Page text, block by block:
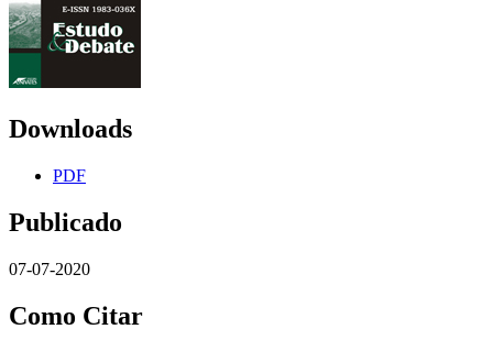
Downloads
PDF
Publicado
07-07-2020
Como Citar